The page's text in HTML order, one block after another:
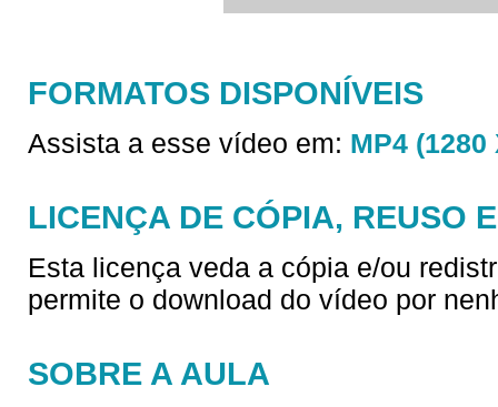
FORMATOS DISPONÍVEIS
Assista a esse vídeo em: MP4 (1280
LICENÇA DE CÓPIA, REUSO
Esta licença veda a cópia e/ou
permite o download do vídeo por
SOBRE A AULA